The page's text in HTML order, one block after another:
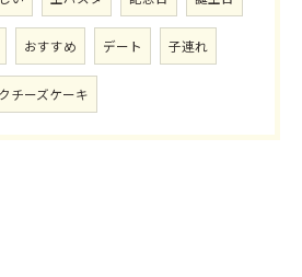
おすすめ デート 子連れ
チーズケーキ